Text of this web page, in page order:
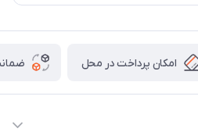
امکان پرداخت در محل